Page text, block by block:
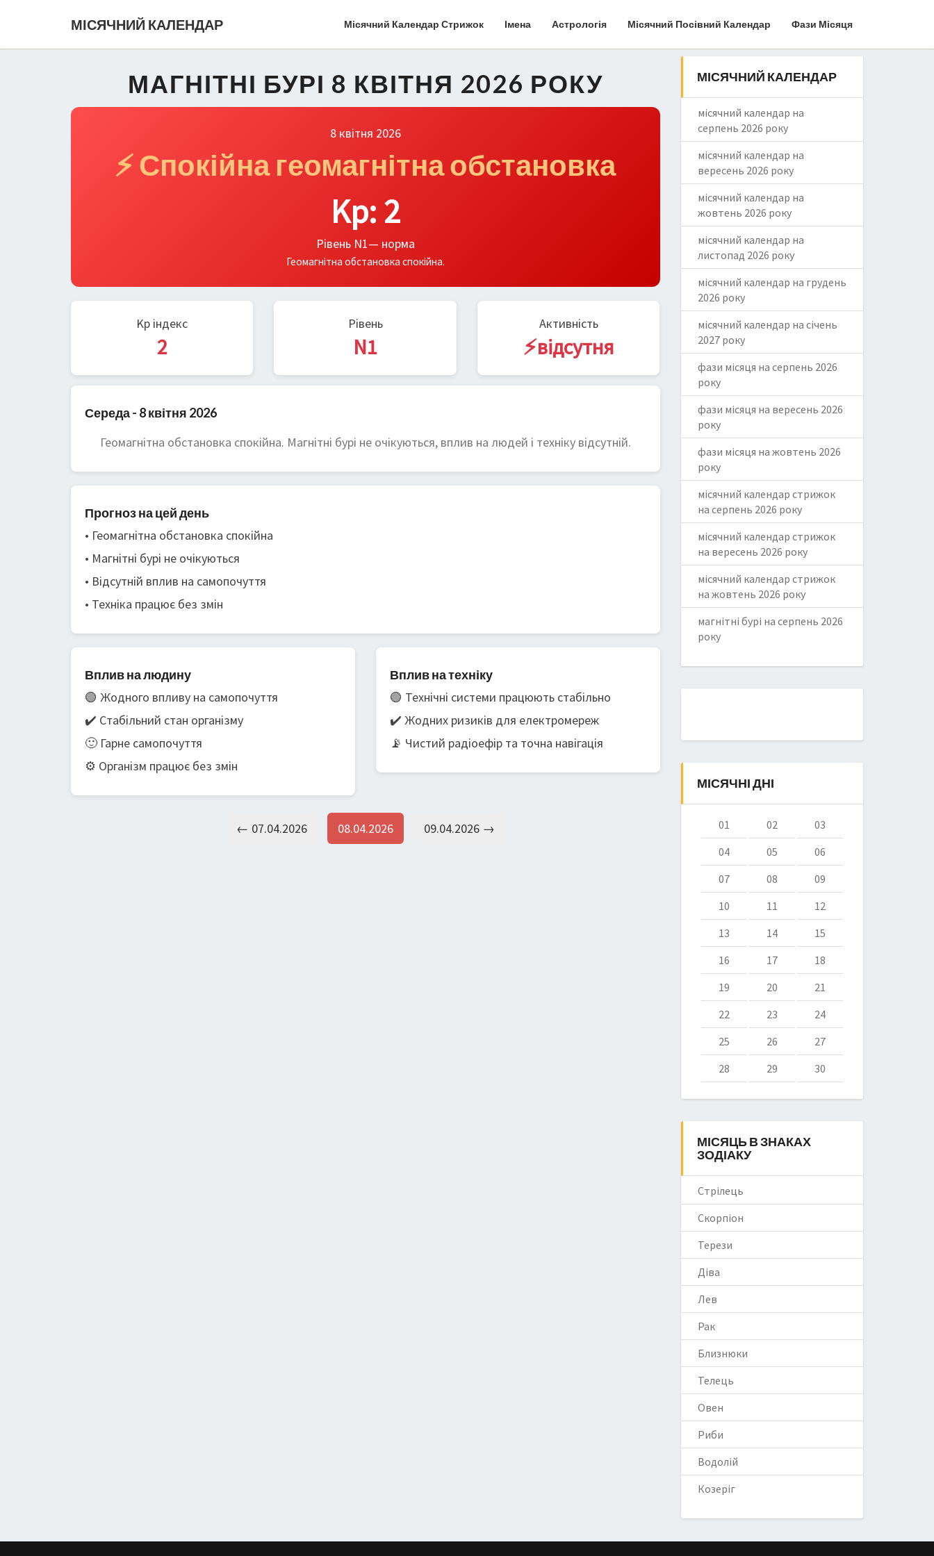
МІСЯЧНИЙ КАЛЕНДАР Місячний Календар Стрижок Імена Астрологія Місячний Посівний Календар Фази Місяця
МАГНІТНІ БУРІ 8 КВІТНЯ 2026 РОКУ
8 квітня 2026
⚡ Спокійна геомагнітна обстановка
Kp: 2
Рівень N1— норма
Геомагнітна обстановка спокійна.
Kp індекс
2
Рівень
N1
Активність
⚡відсутня
Середа - 8 квітня 2026
Геомагнітна обстановка спокійна. Магнітні бурі не очікуються, вплив на людей і техніку відсутній.
Прогноз на цей день
• Геомагнітна обстановка спокійна
• Магнітні бурі не очікуються
• Відсутній вплив на самопочуття
• Техніка працює без змін
Вплив на людину
🟢 Жодного впливу на самопочуття
✔️ Стабільний стан організму
🙂 Гарне самопочуття
⚙️ Організм працює без змін
Вплив на техніку
🟢 Технічні системи працюють стабільно
✔️ Жодних ризиків для електромереж
📡 Чистий радіоефір та точна навігація
← 07.04.2026 08.04.2026 09.04.2026 →
МІСЯЧНИЙ КАЛЕНДАР
місячний календар на
серпень 2026 року
місячний календар на
вересень 2026 року
місячний календар на
жовтень 2026 року
місячний календар на
листопад 2026 року
місячний календар на грудень
2026 року
місячний календар на січень
2027 року
фази місяця на серпень 2026
року
фази місяця на вересень 2026
року
фази місяця на жовтень 2026
року
місячний календар стрижок
на серпень 2026 року
місячний календар стрижок
на вересень 2026 року
місячний календар стрижок
на жовтень 2026 року
магнітні бурі на серпень 2026
року
МІСЯЧНІ ДНІ
01 02
03
04
05
06
07
08
09
10
11
12
13
14
15
16
17
18
19
20
21
22
23
24
25
26
27
28
29 30
МІСЯЦЬ В ЗНАКАХ
ЗОДІАКУ
Стрілець
Скорпіон
Терези
Діва
Лев
Рак
Близнюки
Телець
Овен
Риби
Водолій
Козеріг